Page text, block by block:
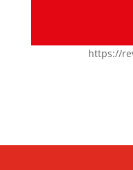
https://